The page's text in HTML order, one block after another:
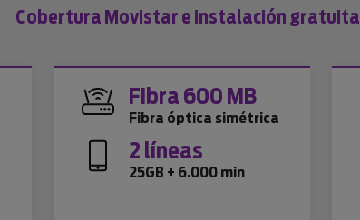
Cobertura Movistar e instalación gratuita
Fibra 600 MB
Fibra óptica simétrica
2 líneas
25GB + 6.000 min